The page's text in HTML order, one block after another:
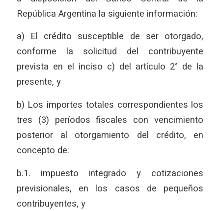
República Argentina la siguiente información:
a) El crédito susceptible de ser otorgado,
conforme la solicitud del contribuyente
prevista en el inciso c) del artículo 2° de la
presente, y
b) Los importes totales correspondientes los
tres (3) períodos fiscales con vencimiento
posterior al otorgamiento del crédito, en
concepto de:
b.1. impuesto integrado y cotizaciones
previsionales, en los casos de pequeños
contribuyentes, y